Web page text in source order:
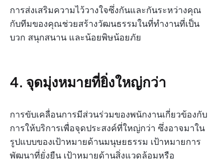
การส่งเสริมความไว้วางใจซึ่งกันและกันระหว่างคุณ
กับทีมของคุณช่วยสร้างวัฒนธรรมในที่ทำงานที่เป็น
บวก สนุกสนาน และน้อยพิษน้อยภัย
4. จุดมุ่งหมายที่ยิ่งใหญ่กว่า
การขับเคลื่อนการมีส่วนร่วมของพนักงานเกี่ยวข้องกับ
การให้บริการเพื่อจุดประสงค์ที่ใหญ่กว่า ซึ่งอาจมาใน
รูปแบบของเป้าหมายด้านมนุษยธรรม เป้าหมายการ
พัฒนาที่ยั่งยืน เป้าหมายด้านสิ่งแวดล้อมหรือ